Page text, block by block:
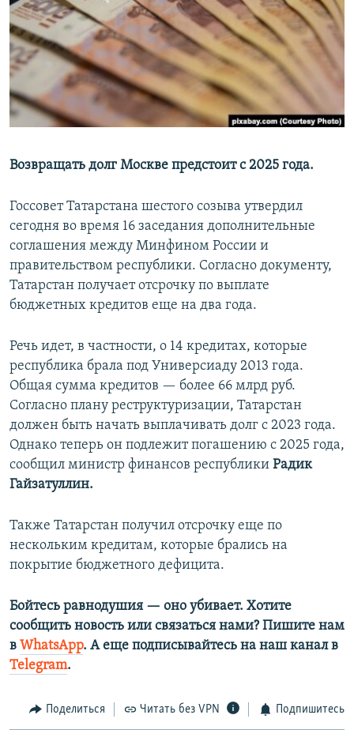
СИБИРЬ.РЕАЛИИ
РАСПИСАНИЕ ВЕЩАНИЯ
ПОДПИШИТЕСЬ НА РАССЫЛКУ
СОЦИАЛЬНЫЕ СЕТИ
Все сайты РСЕ/РС
Возвращать долг Москве предстоит с 2025 года.
Госсовет Татарстана шестого созыва утвердил
сегодня во время 16 заседания дополнительные
соглашения между Минфином России и
правительством республики. Согласно документу,
Татарстан получает отсрочку по выплате
бюджетных кредитов еще на два года.
Речь идет, в частности, о 14 кредитах, которые
республика брала под Универсиаду 2013 года.
Общая сумма кредитов — более 66 млрд руб.
Согласно плану реструктуризации, Татарстан
должен быть начать выплачивать долг с 2023 года.
Однако теперь он подлежит погашению с 2025 года,
сообщил министр финансов республики Радик
Гайзатуллин.
Также Татарстан получил отсрочку еще по
нескольким кредитам, которые брались на
покрытие бюджетного дефицита.
Бойтесь равнодушия — оно убивает. Хотите
сообщить новость или связаться нами? Пишите нам
в WhatsApp. А еще подписывайтесь на наш канал в
Telegram.
Поделиться Читать без VPN Подпишитесь